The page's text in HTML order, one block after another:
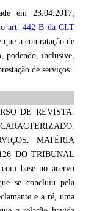
em 23.04.2017,
art. 442-B da CLT
a contratação de
podendo, inclusive,
de serviços.
DE REVISTA.
MATÉRIA
DO TRIBUNAL
base no acervo
se concluiu pela
e a ré, uma